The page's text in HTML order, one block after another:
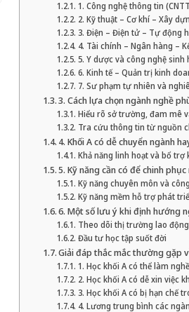
1. Công nghệ thông tin
2. Kỹ thuật – Cơ khí – Xây
3. Điện – Điện tử – Tự động
4. Tài chính – Ngân hàng –
5. Y dược và công nghệ sinh
6. Kinh tế – Quản trị kinh
7. Sư phạm tự nhiên và
3. Cách lựa chọn ngành nghề
Hiểu rõ sở trường, đam mê
Tra cứu thông tin từ nguồn
4. Khối A có dễ chuyển ngành
Khả năng linh hoạt và bổ trợ
5. Kỹ năng cần có để chinh
Kỹ năng chuyên môn và
Kỹ năng mềm hỗ trợ phát
6. Một số lưu ý khi định hướng
Theo dõi thị trường lao
Đầu tư học tập suốt đời
Giải đáp thắc mắc thường gặp
1. Học khối A có thể làm
2. Học khối A có dễ xin việc
3. Học khối A có bị hạn chế
4. Lương trung bình các